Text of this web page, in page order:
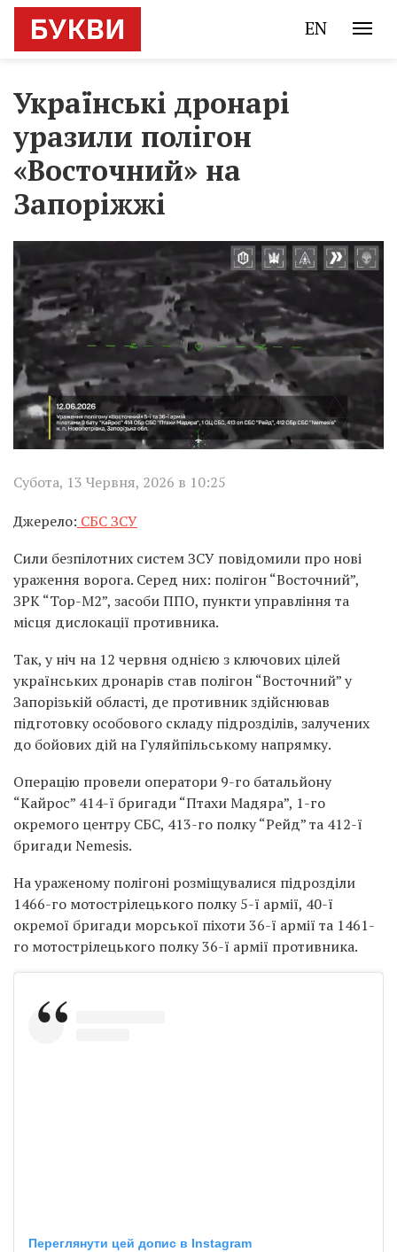
EN
Українські дронарі
уразили полігон
«Восточний» на
Запоріжжі
Субота, 13 Червня, 2026 в 10:25
Джерело: СБС ЗСУ
Сили безпілотних систем ЗСУ повідомили про нові
ураження ворога. Серед них: полігон “Восточний”,
ЗРК “Тор-М2”, засоби ППО, пункти управління та
місця дислокації противника.
Так, у ніч на 12 червня однією з ключових цілей
українських дронарів став полігон “Восточний” у
Запорізькій області, де противник здійснював
підготовку особового складу підрозділів, залучених
до бойових дій на Гуляйпільському напрямку.
Операцію провели оператори 9-го батальйону
“Кайрос” 414-ї бригади “Птахи Мадяра”, 1-го
окремого центру СБС, 413-го полку “Рейд” та 412-ї
бригади Nemesis.
На ураженому полігоні розміщувалися підрозділи
1466-го мотострілецького полку 5-ї армії, 40-ї
окремої бригади морської піхоти 36-ї армії та 1461-
го мотострілецького полку 36-ї армії противника.
Переглянути цей допис в Instagram